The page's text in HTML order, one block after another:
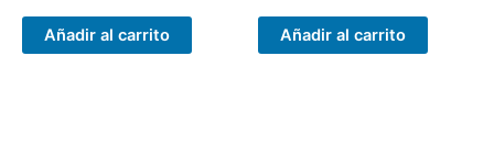
Añadir al carrito Añadir al carrito